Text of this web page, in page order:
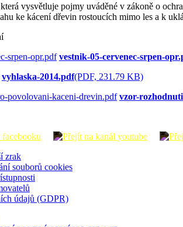
vysvětluje pojmy uváděné v zákoně o
ke kácení dřevin rostoucích mimo les a k
vestnik-05-cervenec-srpen-
vyhlaska-2014.pdf(PDF, 231.79 KB)
vzor-
zrak
souborů cookies
údajů (GDPR)